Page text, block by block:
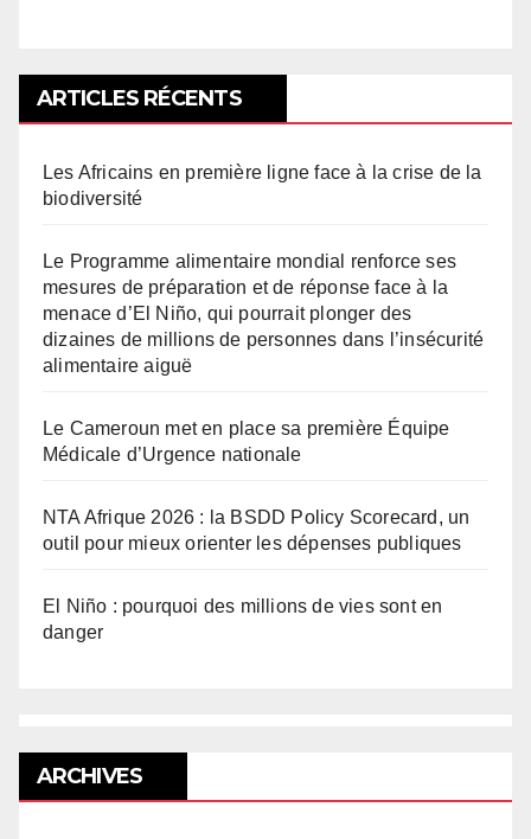
ARTICLES RÉCENTS
Les Africains en première ligne face à la crise de la
biodiversité
Le Programme alimentaire mondial renforce ses
mesures de préparation et de réponse face à la
menace d’El Niño, qui pourrait plonger des
dizaines de millions de personnes dans l’insécurité
alimentaire aiguë
Le Cameroun met en place sa première Équipe
Médicale d’Urgence nationale
NTA Afrique 2026 : la BSDD Policy Scorecard, un
outil pour mieux orienter les dépenses publiques
El Niño : pourquoi des millions de vies sont en
danger
ARCHIVES